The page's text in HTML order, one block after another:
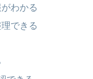
わかる
できる